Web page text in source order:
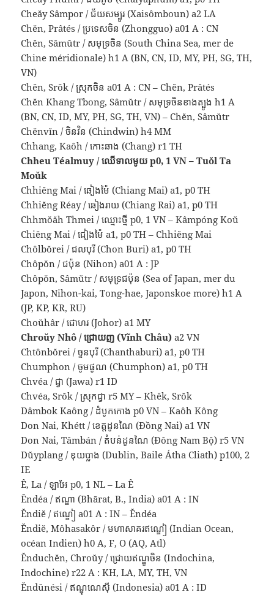
Cheăy Sâmpor / ជ័យសម្បូរ (Xaisômboun) a2 LA
Chĕn, Prâtés / ប្រទេសចិន (Zhongguo) a01 A : CN
Chĕn, Sâmŭtr / សមុទ្រចិន (South China Sea, mer de
Chine méridionale) h1 A (BN, CN, ID, MY, PH, SG, TH,
VN)
Chĕn, Srŏk / ស្រុកចិន a01 A : CN – Chĕn, Prâtés
Chĕn Khang Tbong, Sâmŭtr / សមុទ្រចិនខាងត្បូង h1 A
(BN, CN, ID, MY, PH, SG, TH, VN) – Chĕn, Sâmŭtr
Chĕnvĭn / ចិនវិន (Chindwin) h4 MM
Chhang, Kaôh / កោះឆាង (Chang) r1 TH
Chheu Téalmuy / ឈើទាលមូយ p0, 1 VN – Tuŏl Ta
Moŭk
Chhiĕng Mai / ឆៀងម៉ៃ (Chiang Mai) a1, p0 TH
Chhiĕng Réay / ឆៀងរាយ (Chiang Rai) a1, p0 TH
Chhmŏăh Thmei / ឈ្មោះថ្មី p0, 1 VN – Kâmpóng Koŭ
Chiĕng Mai / ជៀងម៉ៃ a1, p0 TH – Chhiĕng Mai
Chôlbŏrei / ជលបុរី (Chon Buri) a1, p0 TH
Chôpŏn / ជប៉ុន (Nihon) a01 A : JP
Chôpŏn, Sâmŭtr / សមុទ្រជប៉ុន (Sea of Japan, mer du
Japon, Nihon-kai, Tong-hae, Japonskoe more) h1 A
(JP, KP, KR, RU)
Choŭhâr / ជោហរ (Johor) a1 MY
Chroŭy Nhô / ជ្រោយញ (Vĩnh Châu) a2 VN
Chtônbŏrei / ច្ទនបុរី (Chanthaburi) a1, p0 TH
Chumphon / ចូមផូណ (Chumphon) a1, p0 TH
Chvéa / ជ្វា (Jawa) r1 ID
Chvéa, Srŏk / ស្រុកជ្វា r5 MY – Khêk, Srŏk
Dâmbok Kaông / ដំបូកកោង p0 VN – Kaôh Kông
Don Nai, Khétt / ខេត្តដូនណៃ (Đồng Nai) a1 VN
Don Nai, Tâmbán / តំបន់ដូនណៃ (Đông Nam Bộ) r5 VN
Dŭyplang / ឌុយប្លាង (Dublin, Baile Átha Cliath) p100, 2
IE
Ê, La / ឡាអែ p0, 1 NL – La Ê
Ĕndéa / ឥណ្ឌា (Bhārat, B., India) a01 A : IN
Ĕndiĕ / ឥណ្ឌៀ a01 A : IN – Ĕndéa
Ĕndiĕ, Môhasakôr / មហាសាគរឥណ្ឌៀ (Indian Ocean,
océan Indien) h0 A, F, O (AQ, Atl)
Ĕnduchĕn, Chroŭy / ជ្រោយឥណ្ឌូចិន (Indochina,
Indochine) r22 A : KH, LA, MY, TH, VN
Ĕndŭnési / ឥណ្ឌុណេស៊ី (Indonesia) a01 A : ID